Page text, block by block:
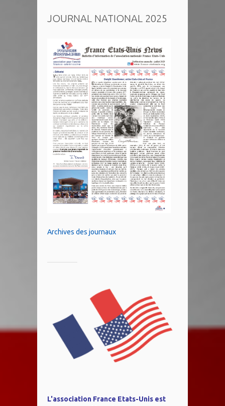
JOURNAL NATIONAL 2025
Archives des journaux
L'association France Etats-Unis est